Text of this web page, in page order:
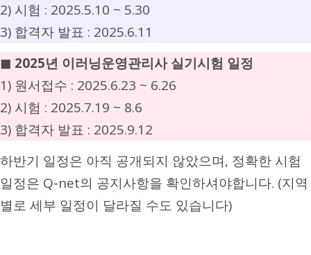
2) 시험 : 2025.5.10 ~ 5.30
3) 합격자 발표 : 2025.6.11
◼︎ 2025년 이러닝운영관리사 실기시험 일정
1) 원서접수 : 2025.6.23 ~ 6.26
2) 시험 : 2025.7.19 ~ 8.6
3) 합격자 발표 : 2025.9.12
하반기 일정은 아직 공개되지 않았으며, 정확한 시험
일정은 Q-net의 공지사항을 확인하셔야합니다. (지역
별로 세부 일정이 달라질 수도 있습니다)